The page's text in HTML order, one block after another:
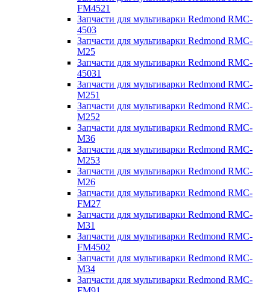
FM4521
Запчасти для мультиварки Redmond RMC-
4503
Запчасти для мультиварки Redmond RMC-
M25
Запчасти для мультиварки Redmond RMC-
45031
Запчасти для мультиварки Redmond RMC-
M251
Запчасти для мультиварки Redmond RMC-
M252
Запчасти для мультиварки Redmond RMC-
M36
Запчасти для мультиварки Redmond RMC-
M253
Запчасти для мультиварки Redmond RMC-
M26
Запчасти для мультиварки Redmond RMC-
FM27
Запчасти для мультиварки Redmond RMC-
M31
Запчасти для мультиварки Redmond RMC-
FM4502
Запчасти для мультиварки Redmond RMC-
M34
Запчасти для мультиварки Redmond RMC-